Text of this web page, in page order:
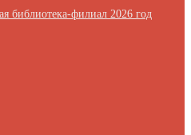
библиотека-филиал 2026 год